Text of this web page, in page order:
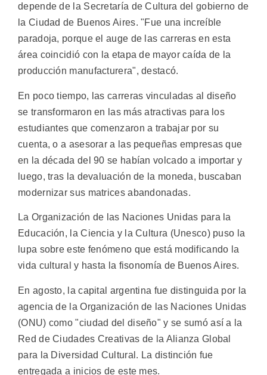
depende de la Secretaría de Cultura del gobierno de
la Ciudad de Buenos Aires. "Fue una increíble
paradoja, porque el auge de las carreras en esta
área coincidió con la etapa de mayor caída de la
producción manufacturera", destacó.
En poco tiempo, las carreras vinculadas al diseño
se transformaron en las más atractivas para los
estudiantes que comenzaron a trabajar por su
cuenta, o a asesorar a las pequeñas empresas que
en la década del 90 se habían volcado a importar y
luego, tras la devaluación de la moneda, buscaban
modernizar sus matrices abandonadas.
La Organización de las Naciones Unidas para la
Educación, la Ciencia y la Cultura (Unesco) puso la
lupa sobre este fenómeno que está modificando la
vida cultural y hasta la fisonomía de Buenos Aires.
En agosto, la capital argentina fue distinguida por la
agencia de la Organización de las Naciones Unidas
(ONU) como "ciudad del diseño" y se sumó así a la
Red de Ciudades Creativas de la Alianza Global
para la Diversidad Cultural. La distinción fue
entregada a inicios de este mes.